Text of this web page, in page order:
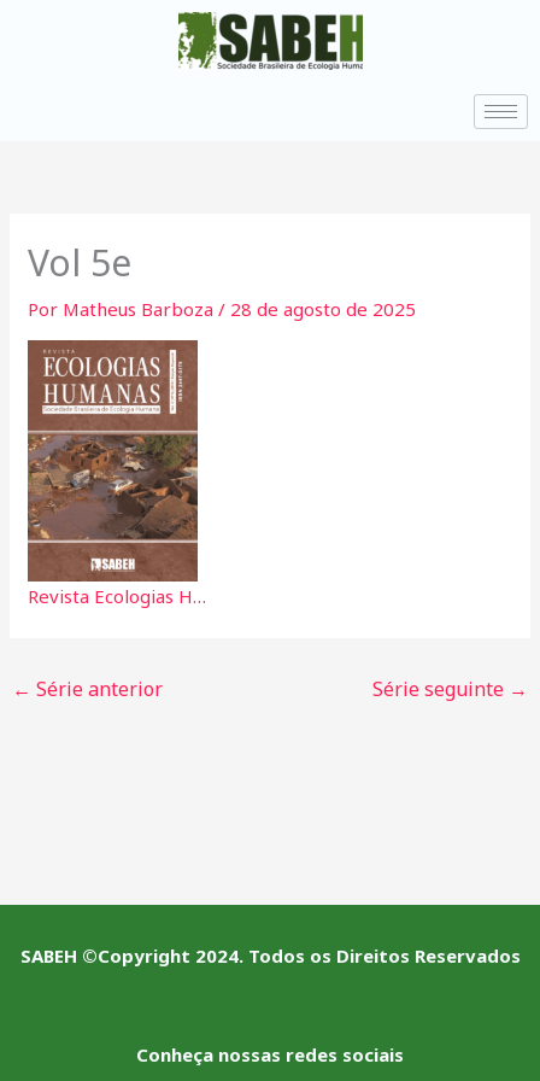
Vol 5e
Por Matheus Barboza/ 28 de agosto de 2025
Revista Ecologias Humanas - Vol. 5 nº. 6 - 2019
← Série anterior Série seguinte →
SABEH ©Copyright 2024. Todos os Direitos Reservados
Conheça nossas redes sociais